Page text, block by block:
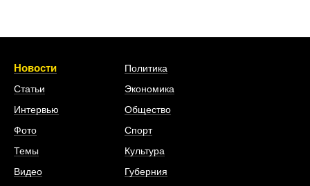
Новости
Статьи
Интервью
Фото
Темы
Видео
Политика
Экономика
Общество
Спорт
Культура
Губерния